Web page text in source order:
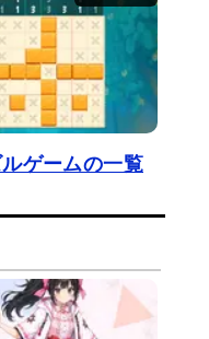
ゲームの一覧